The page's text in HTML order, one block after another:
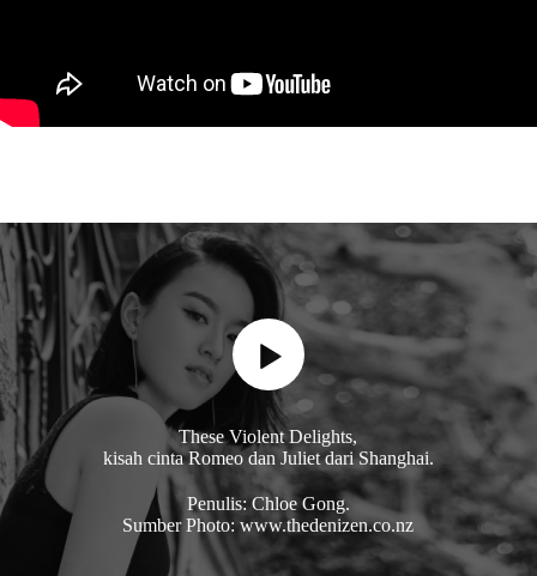
These Violent Delights,
kisah cinta Romeo dan Juliet dari Shanghai.
Penulis: Chloe Gong.
Sumber Photo: www.thedenizen.co.nz